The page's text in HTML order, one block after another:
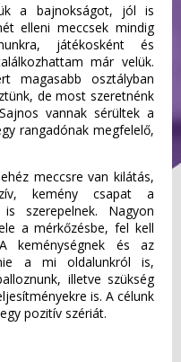
a bajnokságot, jól is
elleni meccsek mindig
játékosként és
már velük.
magasabb osztályban
de most szeretnénk
vannak sérültek a
rangadónak megfelelő,
meccsre van kilátás,
kemény csapat a
szerepelnek. Nagyon
a mérkőzésbe, fel kell
keménységnek és az
a mi oldalunkról is,
illetve szükség
is. A célunk
pozitív szériát.